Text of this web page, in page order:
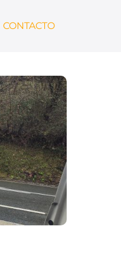
CONTACTO